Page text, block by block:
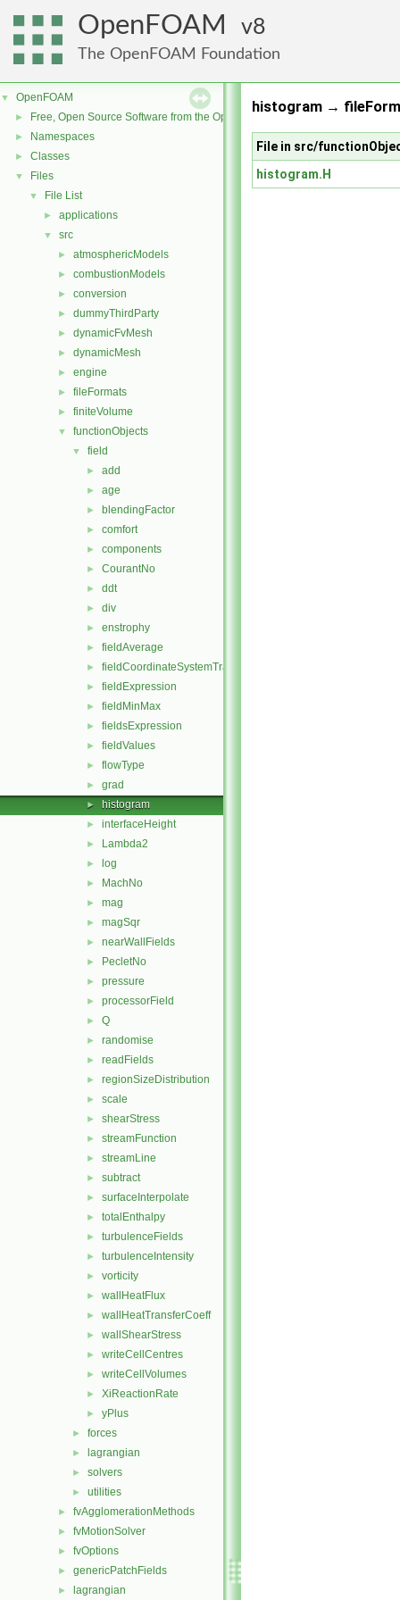
OpenFOAM 8
The OpenFOAM Foundation
▼ OpenFOAM
► Free, Open Source Software from the OpenFOAM Foundation
► Namespaces
► Classes
▼ Files
▼ File List
► applications
▼ src
► atmosphericModels
► combustionModels
► conversion
► dummyThirdParty
► dynamicFvMesh
► dynamicMesh
► engine
► fileFormats
► finiteVolume
▼ functionObjects
▼ field
► add
► age
► blendingFactor
► comfort
► components
► CourantNo
► ddt
► div
► enstrophy
► fieldAverage
► fieldCoordinateSystemTransform
► fieldExpression
► fieldMinMax
► fieldsExpression
► fieldValues
► flowType
► grad
► histogram
► interfaceHeight
► Lambda2
► log
► MachNo
► mag
► magSqr
► nearWallFields
► PecletNo
► pressure
► processorField
► Q
► randomise
► readFields
► regionSizeDistribution
► scale
► shearStress
► streamFunction
► streamLine
► subtract
► surfaceInterpolate
► totalEnthalpy
► turbulenceFields
► turbulenceIntensity
► vorticity
► wallHeatFlux
► wallHeatTransferCoeff
► wallShearStress
► writeCellCentres
► writeCellVolumes
► XiReactionRate
► yPlus
► forces
► lagrangian
► solvers
► utilities
► fvAgglomerationMethods
► fvMotionSolver
► fvOptions
► genericPatchFields
► lagrangian
histogram →
File in src/
histogram.H